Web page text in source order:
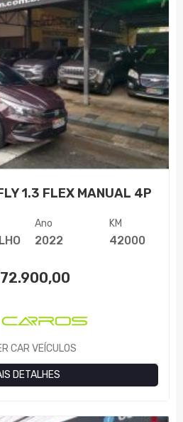
1.3 FLEX MANUAL 4P
Ano
2022
KM
42000
72.900,00
CAR VEÍCULOS
DETALHES